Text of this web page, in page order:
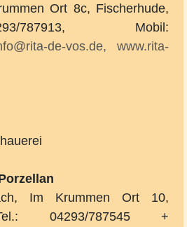
Ort 8c, Fischerhude,
787913, Mobil:
de-vos.de,
www.rita-
Im Krummen Ort 10,
04293/787545 +